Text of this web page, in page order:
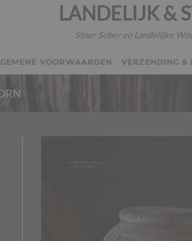
LANDELIJK &
Stoer Sober en Landelijke
VOORWAARDEN VERZENDING &